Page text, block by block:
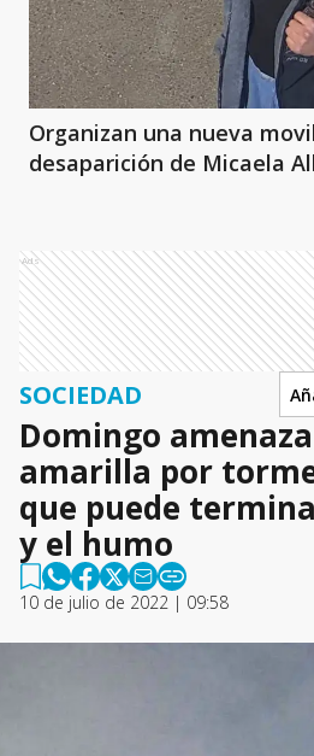
Organizan una nueva
desaparición de Micaela
Ads
SOCIEDAD
Domingo
amarilla por
que puede
y el humo
10 de julio de 2022 | 09:58